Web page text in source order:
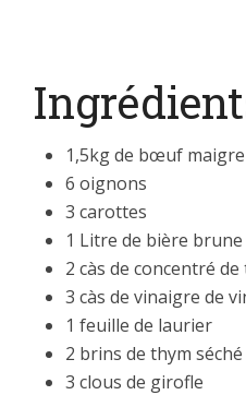
1,5kg de bœuf
6 oignons
3 carottes
1 Litre de bière brune
2 càs de concentré
3 càs de vinaigre de
1 feuille de laurier
2 brins de thym séché
3 clous de girofle